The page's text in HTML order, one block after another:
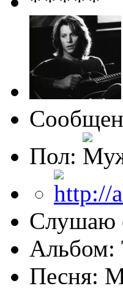
Пол:
Слушаю
Альбом:
Песня: